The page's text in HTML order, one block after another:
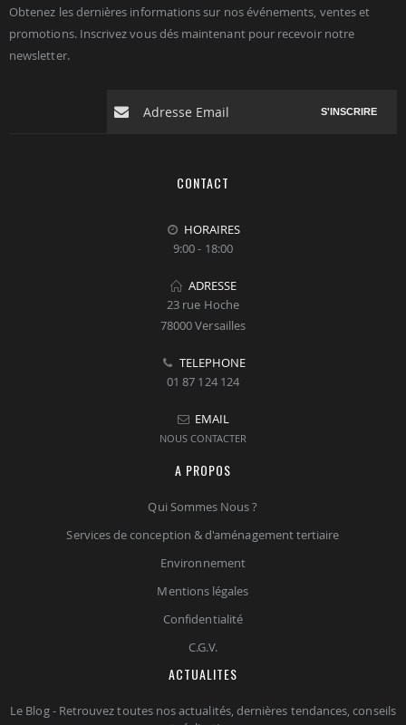
Obtenez les dernières informations sur nos événements, ventes et
promotions. Inscrivez vous dés maintenant pour recevoir notre
newsletter.
S'INSCRIRE
CONTACT
HORAIRES
9:00 - 18:00
ADRESSE
23 rue Hoche
78000 Versailles
TELEPHONE
01 87 124 124
EMAIL
NOUS CONTACTER
A PROPOS
Qui Sommes Nous ?
Services de conception & d'aménagement tertiaire
Environnement
Mentions légales
Confidentialité
C.G.V.
ACTUALITES
Le Blog - Retrouvez toutes nos actualités, dernières tendances, conseils